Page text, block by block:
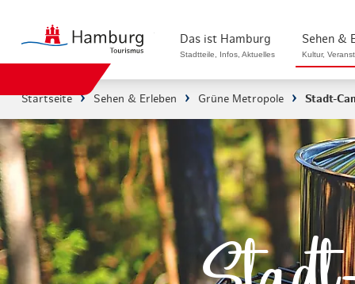
Das ist Hamburg
Stadtteile, Infos, Aktuelles
Stadtteile in Hamburg
Die Welt in Hamburg
Hamburg nachhaltig erleben
Ein Tag in Hamburg
Hamburg das ganze Jahr
Sehen &
Kultur,
Kultur &
Musicals &
Hamburg
Startseite Sehen & Erleben Grüne Metropole Stadt-